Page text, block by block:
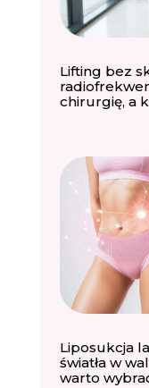
Lifting bez
chirurgię, a
Liposukcja
światła w
warto